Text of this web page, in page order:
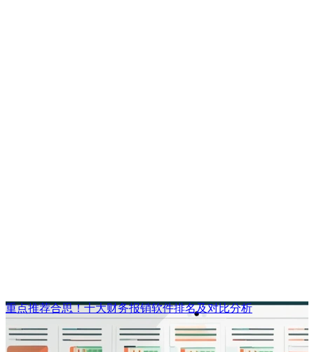
重点推荐合思！十大财务报销软件排名及对比分析